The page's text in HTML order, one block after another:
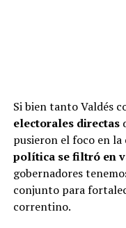
Si bien tanto Valdés
electorales directas
pusieron el foco en
política se filtró en
gobernadores
conjunto para
correntino.